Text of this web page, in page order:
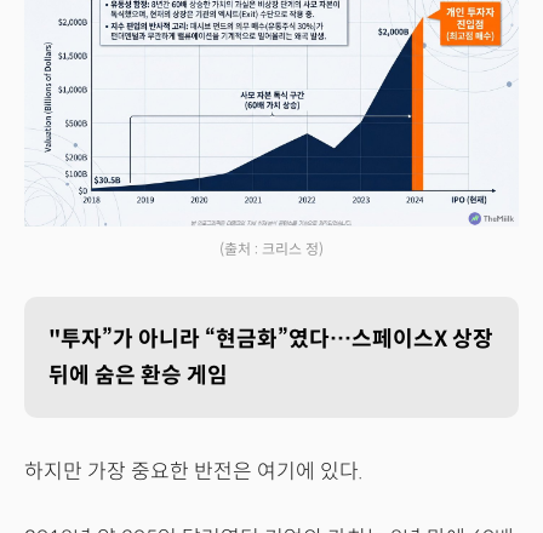
(출처 : 크리스 정)
"투자”가 아니라 “현금화”였다…스페이스X 상장
뒤에 숨은 환승 게임
하지만 가장 중요한 반전은 여기에 있다.